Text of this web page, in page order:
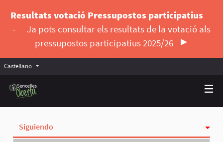
Resultats votació Pressupostos participatius
-
Ja pots consultar els resultats de la votació als
pressupostos participatius 2025/26
Castellano Triar la llengua
Siguiendo